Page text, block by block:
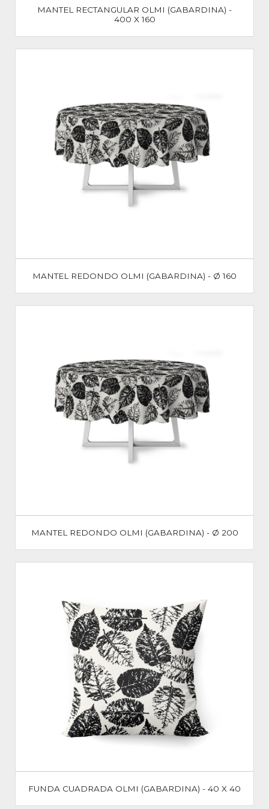
MANTEL RECTANGULAR OLMI (GABARDINA) -
400 X 160
MANTEL REDONDO OLMI (GABARDINA) - Ø 160
MANTEL REDONDO OLMI (GABARDINA) - Ø 200
FUNDA CUADRADA OLMI (GABARDINA) - 40 X 40